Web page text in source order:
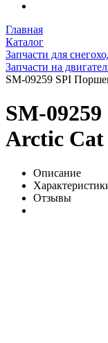
Главная
Каталог
Запчасти для
Запчасти на
SM-09259 SPI
SM-
Arctic Cat
Описание
Отзывы